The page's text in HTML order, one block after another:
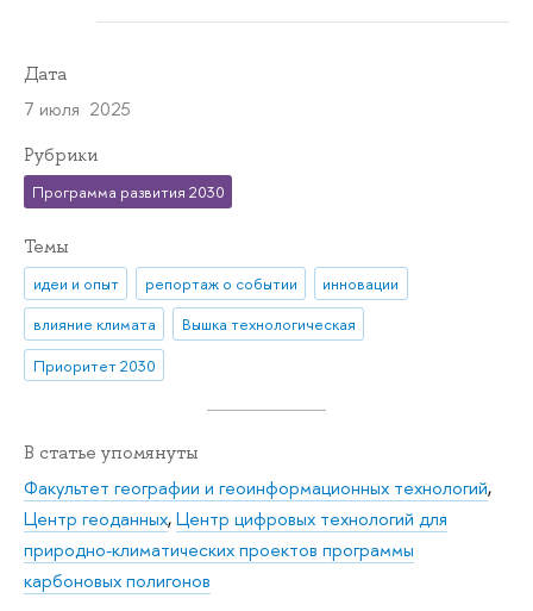
Дата
7 июля 2025
Рубрики
Программа развития 2030
Темы
идеи и опыт репортаж о событии
инновации
влияние климата
Вышка технологическая
Приоритет 2030
В статье упомянуты
Факультет географии и геоинформационных технологий,
Центр геоданных,Центр цифровых технологий для
природно-климатических проектов программы
карбоновых полигонов